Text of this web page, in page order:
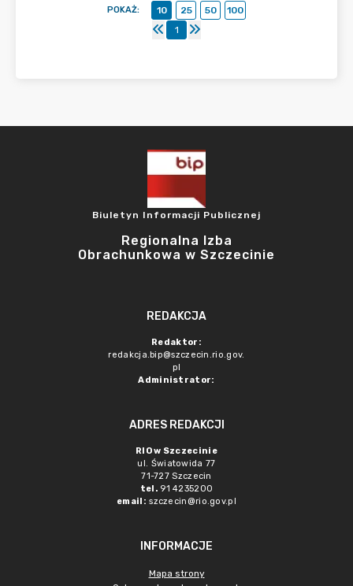
POKAŻ: 10 25 50
100
1
Biuletyn Informacji Publicznej
Regionalna Izba
Obrachunkowa w Szczecinie
REDAKCJA
Redaktor:
redakcja.bip@szczecin.rio.gov.
pl
Administrator:
ADRES REDAKCJI
RIO w Szczecinie
ul. Światowida 77
71-727 Szczecin
tel. 91 4235200
email: szczecin@rio.gov.pl
INFORMACJE
Mapa strony